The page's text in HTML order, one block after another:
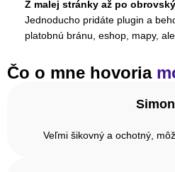
Z malej stránky až po
Jednoducho pridáte plugin a
platobnú bránu, eshop, mapy,
Čo o mne hovoria
Veľmi šikovný a ochotný,